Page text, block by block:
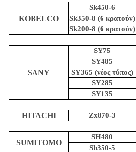
KOBELCO
Sk450-6
Sk350-8 (6 κρατούν)
Sk200-8 (6 κρατούν)
SANY
SY75
SY485
SY365 (νέος τύπος)
SY285
SY135
HITACHI Zx870-3
SUMITOMO
SH480
Sh350-5